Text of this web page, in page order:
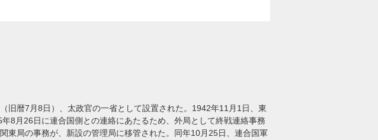
旧暦7月8日）、太政官の一省として設置された。1942年11月1日、東
8月26日に連合国側との連絡にあたるため、外局として終戦連絡事務
東局の事務が、新設の管理局に移管された。同年10月25日、連合国軍